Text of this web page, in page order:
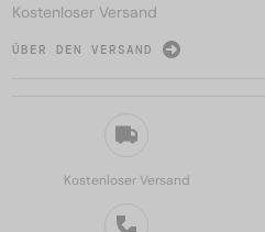
Kostenloser Versand
Kostenloser Versand
ÜBER DEN VERSAND